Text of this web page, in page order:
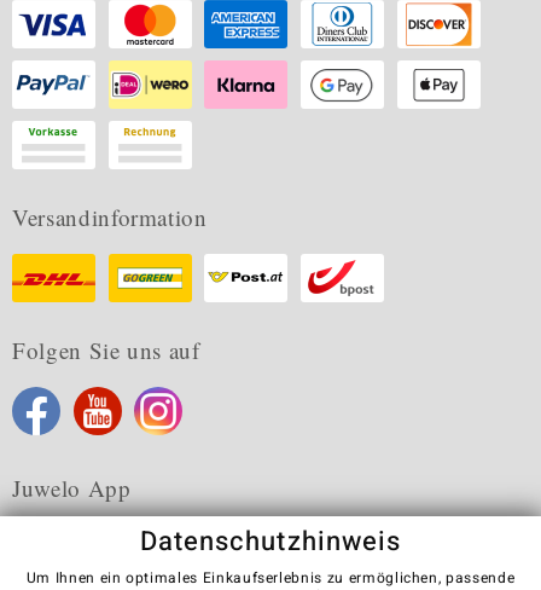
Versandinformation
Folgen Sie uns auf
Juwelo App
Datenschutzhinweis
Um Ihnen ein optimales Einkaufserlebnis zu ermöglichen, passende